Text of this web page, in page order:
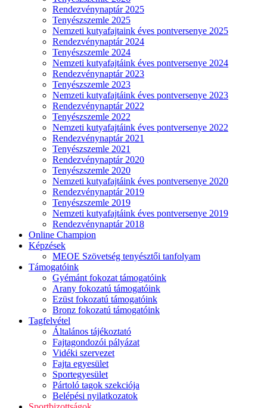
Rendezvénynaptár 2025
Tenyészszemle 2025
Nemzeti kutyafajtaink éves pontversenye 2025
Rendezvénynaptár 2024
Tenyészszemle 2024
Nemzeti kutyafajtáink éves pontversenye 2024
Rendezvénynaptár 2023
Tenyészszemle 2023
Nemzeti kutyafajtáink éves pontversenye 2023
Rendezvénynaptár 2022
Tenyészszemle 2022
Nemzeti kutyafajtáink éves pontversenye 2022
Rendezvénynaptár 2021
Tenyészszemle 2021
Rendezvénynaptár 2020
Tenyészszemle 2020
Nemzeti kutyafajtáink éves pontversenye 2020
Rendezvénynaptár 2019
Tenyészszemle 2019
Nemzeti kutyafajtáink éves pontversenye 2019
Rendezvénynaptár 2018
Online Champion
Képzések
MEOE Szövetség tenyésztői tanfolyam
Támogatóink
Gyémánt fokozat támogatóink
Arany fokozatú támogatóink
Ezüst fokozatú támogatóink
Bronz fokozatú támogatóink
Tagfelvétel
Általános tájékoztató
Fajtagondozói pályázat
Vidéki szervezet
Fajta egyesület
Sportegyesület
Pártoló tagok szekciója
Belépési nyilatkozatok